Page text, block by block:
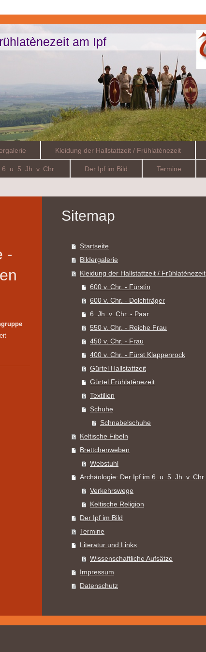
am Ipf
Kleidung der Hallstattzeit / Frühlatènezeit
u. 5. Jh. v. Chr. Der Ipf im Bild Termine
Sitemap
Startseite
Bildergalerie
Kleidung der Hallstattzeit / Frühlatènezeit
600 v. Chr. - Fürstin
600 v. Chr. - Dolchträger
6. Jh. v. Chr. - Paar
550 v. Chr. - Reiche Frau
450 v. Chr. - Frau
400 v. Chr. - Fürst Klappenrock
Gürtel Hallstattzeit
Gürtel Frühlatènezeit
Textilien
Schuhe
Schnabelschuhe
Keltische Fibeln
Brettchenweben
Webstuhl
Archäologie: Der Ipf im 6. u. 5. Jh. v. Chr.
Verkehrswege
Keltische Religion
Der Ipf im Bild
Termine
Literatur und Links
Wissenschaftliche Aufsätze
Impressum
Datenschutz
-